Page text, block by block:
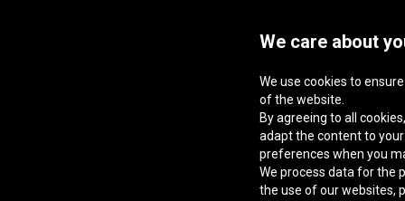
We care about
We use cookies to
of the website.
By agreeing to all
adapt the content to
preferences when you
We process data for the
the use of our websites,